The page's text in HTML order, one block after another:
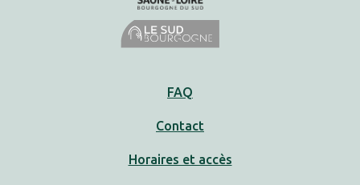
FAQ
Contact
Horaires et accès